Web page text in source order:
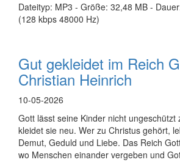
Dateityp: MP3 - Größe: 32,48 MB -
(128 kbps 48000 Hz)
Gut gekleidet im Reich
Christian Heinrich
10-05-2026
Gott lässt seine Kinder nicht ungeschützt
kleidet sie neu. Wer zu Christus gehört,
Demut, Geduld und Liebe. Das Reich
wo Menschen einander vergeben und